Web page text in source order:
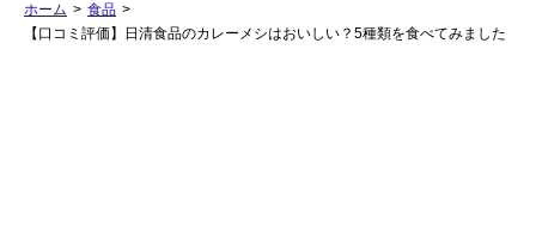
ホーム > 食品 >
【口コミ評価】日清食品のカレーメシはおいしい？5種類を食べてみました